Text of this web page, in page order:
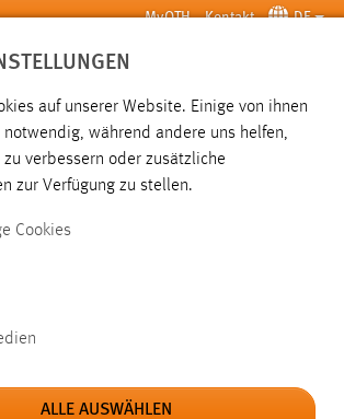
MyOTH Kontakt DE
SUCHE
JETZT BEWERBEN
auf unserer Website. Einige von ihnen
während andere uns helfen,
verbessern oder zusätzliche
zur Verfügung zu stellen.
Cookies
ALLE AUSWÄHLEN